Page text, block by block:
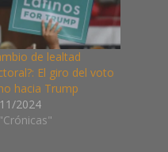
de lealtad
El giro del voto
hacia Trump
2024